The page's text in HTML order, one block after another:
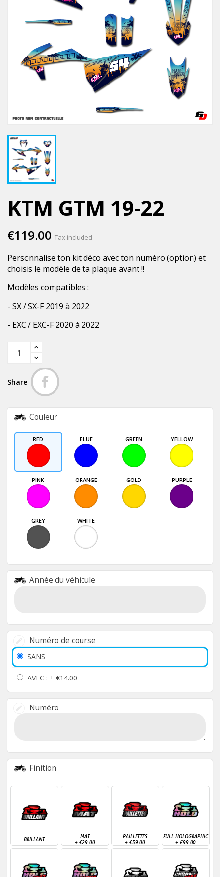
KTM GTM 19-22
€119.00 Tax included
Personnalise ton kit déco avec ton numéro (option) et
choisis le modèle de ta plaque avant !!
Modèles compatibles :
- SX / SX-F 2019 à 2022
- EXC / EXC-F 2020 à 2022
Share
Couleur
RED BLUE GREEN YELLOW
PINK ORANGE GOLD PURPLE
GREY WHITE
Année du véhicule
Numéro de course
SANS
AVEC : + €14.00
Numéro
Finition
BRILLANT
MAT
+ €29.00
PAILLETTES
+€59.00
FULL HOLOGRAPHIC
+€99.00